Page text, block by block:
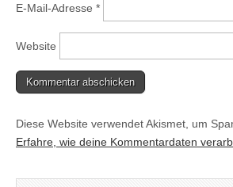
E-Mail-Adresse *
Website
Diese Website verwendet Akismet, um
Erfahre, wie deine Kommentardaten